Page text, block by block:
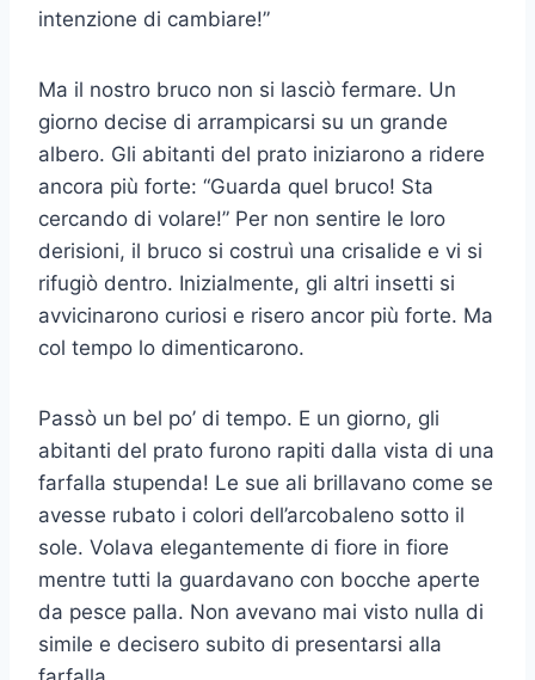
intenzione di cambiare!”
Ma il nostro bruco non si lasciò fermare. Un
giorno decise di arrampicarsi su un grande
albero. Gli abitanti del prato iniziarono a ridere
ancora più forte: “Guarda quel bruco! Sta
cercando di volare!” Per non sentire le loro
derisioni, il bruco si costruì una crisalide e vi si
rifugiò dentro. Inizialmente, gli altri insetti si
avvicinarono curiosi e risero ancor più forte. Ma
col tempo lo dimenticarono.
Passò un bel po’ di tempo. E un giorno, gli
abitanti del prato furono rapiti dalla vista di una
farfalla stupenda! Le sue ali brillavano come se
avesse rubato i colori dell’arcobaleno sotto il
sole. Volava elegantemente di fiore in fiore
mentre tutti la guardavano con bocche aperte
da pesce palla. Non avevano mai visto nulla di
simile e decisero subito di presentarsi alla